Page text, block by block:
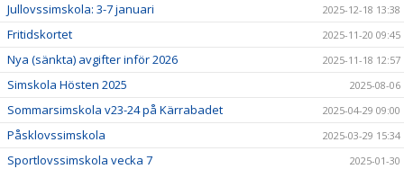
Jullovssimskola: 3-7 januari 2025-12-18 13:38
Fritidskortet 2025-11-20 09:45
Nya (sänkta) avgifter inför 2026 2025-11-18 12:57
Simskola Hösten 2025 2025-08-06
Sommarsimskola v23-24 på Kärrabadet 2025-04-29 09:00
Påsklovssimskola 2025-03-29 15:34
Sportlovssimskola vecka 7 2025-01-30